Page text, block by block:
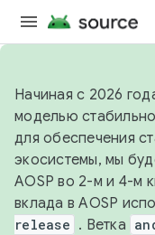
Начиная с 2026
моделью
для обеспечения
экосистемы, мы
AOSP во 2-м и 4-м
вклада в AOSP
release . Ветка